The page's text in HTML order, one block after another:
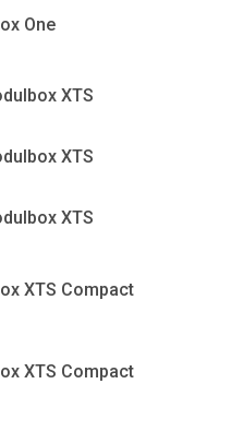
One
XTS
XTS
XTS
XTS Compact
XTS Compact